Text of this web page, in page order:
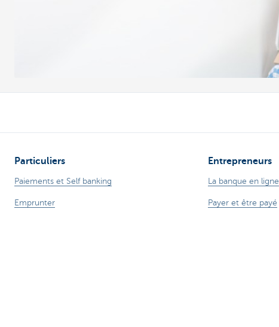
Particuliers
Paiements et Self banking
Emprunter
Entrepreneurs
La banque en ligne
Payer et être payé